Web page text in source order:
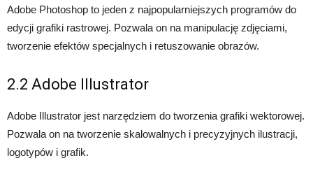
Adobe Photoshop to jeden z najpopularniejszych programów do
edycji grafiki rastrowej. Pozwala on na manipulację zdjęciami,
tworzenie efektów specjalnych i retuszowanie obrazów.
2.2 Adobe Illustrator
Adobe Illustrator jest narzędziem do tworzenia grafiki wektorowej.
Pozwala on na tworzenie skalowalnych i precyzyjnych ilustracji,
logotypów i grafik.